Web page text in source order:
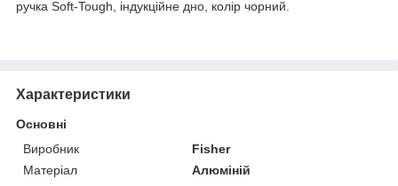
ручка Soft-Tough, індукційне дно, колір чорний.
Характеристики
Основні
Виробник
Fisher
Матеріал
Алюміній